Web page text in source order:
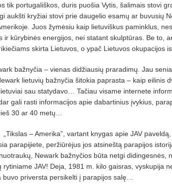
tik portugališkos, duris puošia Vytis, šalimais stovi
aukšti kryžiai stovi prie daugelio esamų ar buvusių
Juos žymėsiu kaip lietuviškus paminklus,
ir kūrybinės energijos, nei statant skulptūras. Be to,
skirta Lietuvos, o ypač Lietuvos okupacijos
bažnyčia – vienas didžiausių praradimų. Jau
lietuvių bažnyčia šitokia paprasta – kaip eilinis
sau statydavo… Tačiau visame internete
gali rasti informacijos apie dabartinius įvykius,
30 ar 40 metų…
„Tikslas – Amerika”, vartant knygas apie JAV
parapijiete, peržiūrėjus jos atsineštą parapijos
Newark bažnyčios būta netgi didingesnės,
rytiniame JAV! Deja, 1981 m. kilo gaisras, vyskupija
priversta persikelti į parapijos salę…